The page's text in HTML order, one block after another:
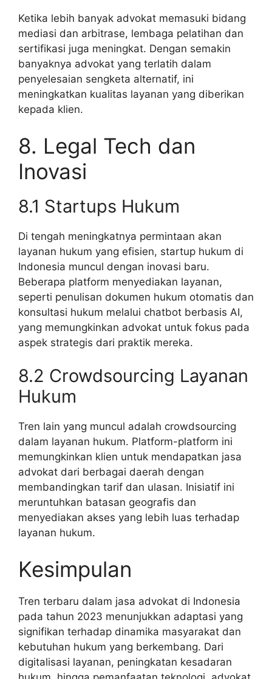
Ketika lebih banyak advokat memasuki bidang
mediasi dan arbitrase, lembaga pelatihan dan
sertifikasi juga meningkat. Dengan semakin
banyaknya advokat yang terlatih dalam
penyelesaian sengketa alternatif, ini
meningkatkan kualitas layanan yang diberikan
kepada klien.
8. Legal Tech dan
Inovasi
8.1 Startups Hukum
Di tengah meningkatnya permintaan akan
layanan hukum yang efisien, startup hukum di
Indonesia muncul dengan inovasi baru.
Beberapa platform menyediakan layanan,
seperti penulisan dokumen hukum otomatis dan
konsultasi hukum melalui chatbot berbasis AI,
yang memungkinkan advokat untuk fokus pada
aspek strategis dari praktik mereka.
8.2 Crowdsourcing Layanan
Hukum
Tren lain yang muncul adalah crowdsourcing
dalam layanan hukum. Platform-platform ini
memungkinkan klien untuk mendapatkan jasa
advokat dari berbagai daerah dengan
membandingkan tarif dan ulasan. Inisiatif ini
meruntuhkan batasan geografis dan
menyediakan akses yang lebih luas terhadap
layanan hukum.
Kesimpulan
Tren terbaru dalam jasa advokat di Indonesia
pada tahun 2023 menunjukkan adaptasi yang
signifikan terhadap dinamika masyarakat dan
kebutuhan hukum yang berkembang. Dari
digitalisasi layanan, peningkatan kesadaran